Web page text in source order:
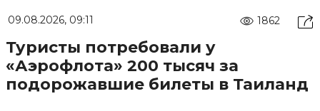
09.08.2026, 09:11 1862
Туристы потребовали у
«Аэрофлота» 200 тысяч за
подорожавшие билеты в Таиланд